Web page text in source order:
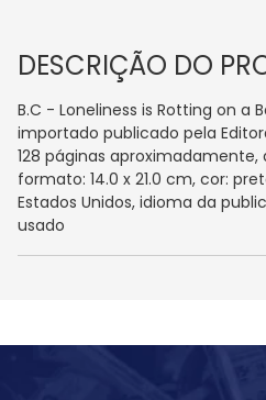
DESCRIÇÃO DO
B.C - Loneliness is Rotting on a
importado publicado pela
128 páginas
formato: 14.0 x 21.0 cm, cor:
Estados Unidos, idioma da
usado